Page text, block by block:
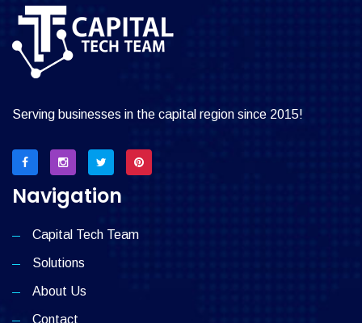
Serving businesses in the capital region since 2015!
Navigation
Capital Tech Team
Solutions
About Us
Contact